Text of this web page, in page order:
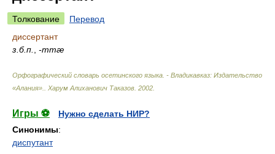
Толкование
Перевод
диссертант
з.б.п.
-ттæ
Орфографический словарь осетинского языка. - Владикавказ: Издательство
«Алания».
Харум Алиханович Таказов 2002
Игры ⚽
Нужно сделать НИР?
Синонимы:
диспутант